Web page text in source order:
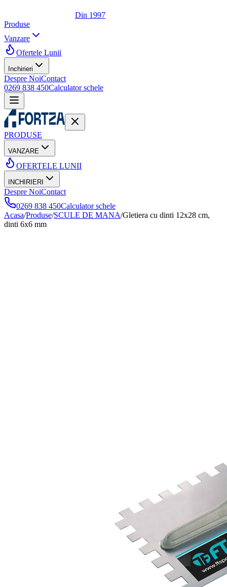
Din 1997
Produse
Vanzare
Ofertele Lunii
Inchirieri
Despre NoiContact
0269 838 450Calculator schele
PRODUSE
VANZARE
OFERTELE LUNII
INCHIRIERI
Despre NoiContact
0269 838 450Calculator schele
Acasa/Produse/SCULE DE MANA/Gletiera cu dinti 12x28 cm,
dinti 6x6 mm